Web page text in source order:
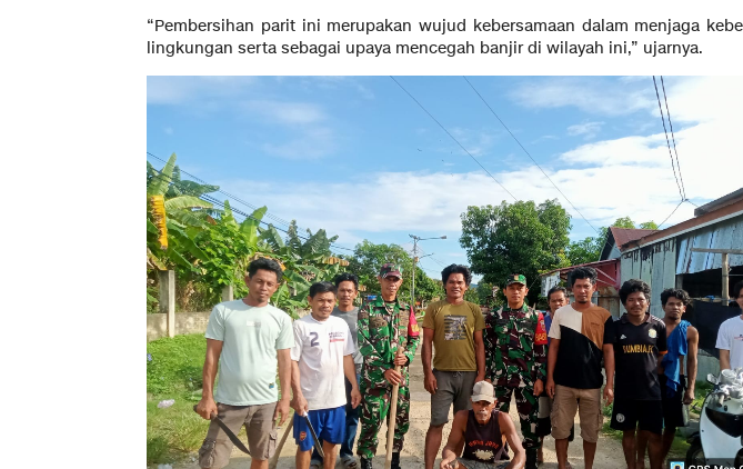
“Pembersihan parit ini merupakan wujud kebersamaan dalam menjaga
lingkungan serta sebagai upaya mencegah banjir di wilayah ini,” ujarnya.